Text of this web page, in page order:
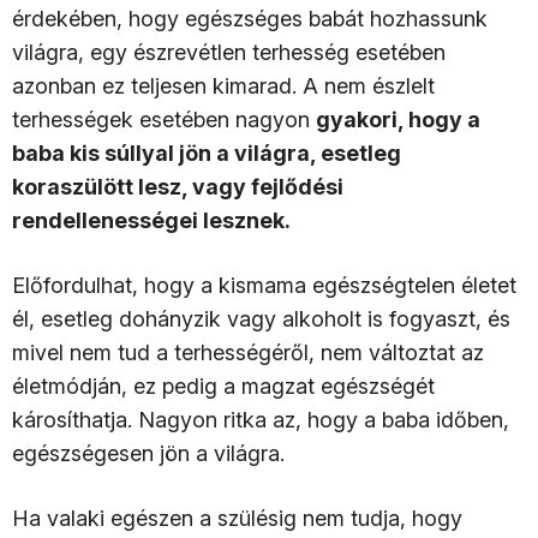
érdekében, hogy egészséges babát hozhassunk
világra, egy észrevétlen terhesség esetében
azonban ez teljesen kimarad. A nem észlelt
terhességek esetében nagyon gyakori, hogy a
baba kis súllyal jön a világra, esetleg
koraszülött lesz, vagy fejlődési
rendellenességei lesznek.
Előfordulhat, hogy a kismama egészségtelen életet
él, esetleg dohányzik vagy alkoholt is fogyaszt, és
mivel nem tud a terhességéről, nem változtat az
életmódján, ez pedig a magzat egészségét
károsíthatja. Nagyon ritka az, hogy a baba időben,
egészségesen jön a világra.
Ha valaki egészen a szülésig nem tudja, hogy